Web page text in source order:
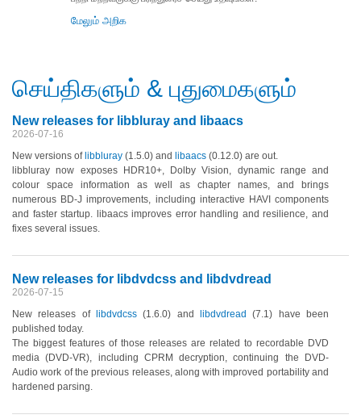
மேலும் அறிக
செய்திகளும் & புதுமைகளும்
New releases for libbluray and libaacs
2026-07-16
New versions of libbluray (1.5.0) and libaacs (0.12.0) are out.
libbluray now exposes HDR10+, Dolby Vision, dynamic range and
colour space information as well as chapter names, and brings
numerous BD-J improvements, including interactive HAVI components
and faster startup. libaacs improves error handling and resilience, and
fixes several issues.
New releases for libdvdcss and libdvdread
2026-07-15
New releases of
libdvdcss (1.6.0) and libdvdread (7.1) have been
published today.
The biggest features of those releases are related to recordable DVD
media(DVD-VR), including CPRM decryption, continuing the DVD-
Audio work of the previous releases, along with improved portability and
hardened parsing.